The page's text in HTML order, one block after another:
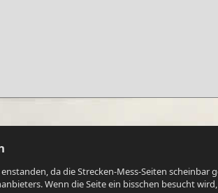
da die Strecken-Mess-Seiten
Wenn die Seite ein bisschen besucht